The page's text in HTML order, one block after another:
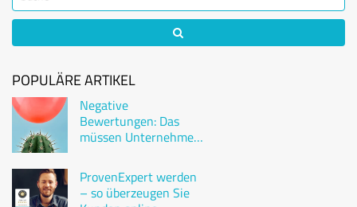
POPULÄRE ARTIKEL
Negative
Bewertungen: Das
müssen Unternehmen
ProvenExpert werden
– so überzeugen Sie